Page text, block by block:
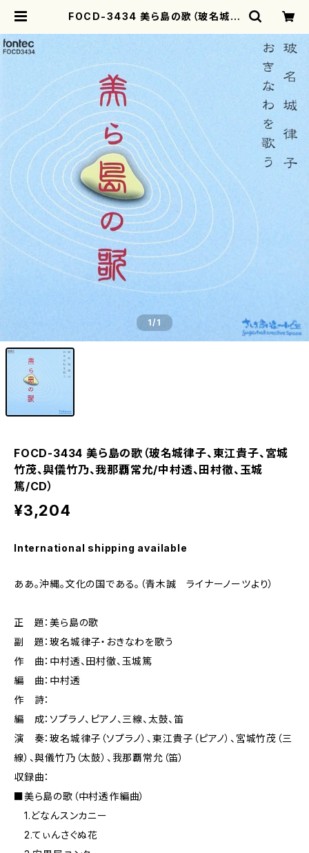
FOCD-3434 美ら島の歌（玻名城律
1/1
FOCD-3434 美ら島の歌（玻名城律子、東江貴子、宮城
竹茂、與儀竹乃、我那覇常允/中村透、田村徹、玉城
篤/CD）
¥3,204
International shipping available
ああ。沖縄。文化の国である。（青木誠 ライナーノーツより）
正 題：美ら島の歌
副 題：玻名城律子・おきなわを歌う
作 曲：中村透、田村徹、玉城篤
編 曲：中村透
作 詩：
編 成：ソプラノ、ピアノ、三線、太鼓、笛
演 奏：玻名城律子（ソプラノ）、東江貴子（ピアノ）、宮城竹茂（三
線）、與儀竹乃（太鼓）、我那覇常允（笛）
収録曲：
■美ら島の歌（中村透作編曲）
1.どなんスンカニー
2.てぃんさぐぬ花